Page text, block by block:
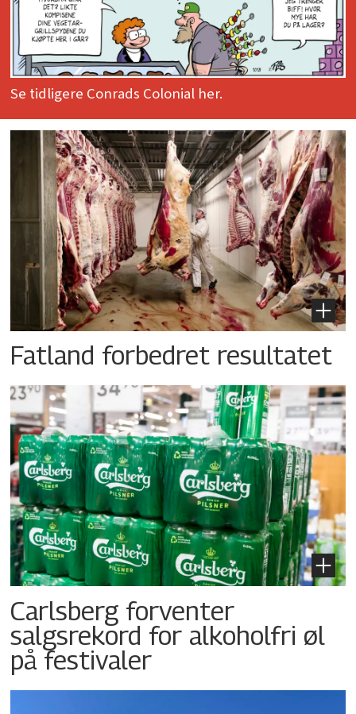
Se tidligere Conrads Colonial her.
Fatland forbedret resultatet
Carlsberg forventer
salgsrekord for alkoholfri øl
på festivaler